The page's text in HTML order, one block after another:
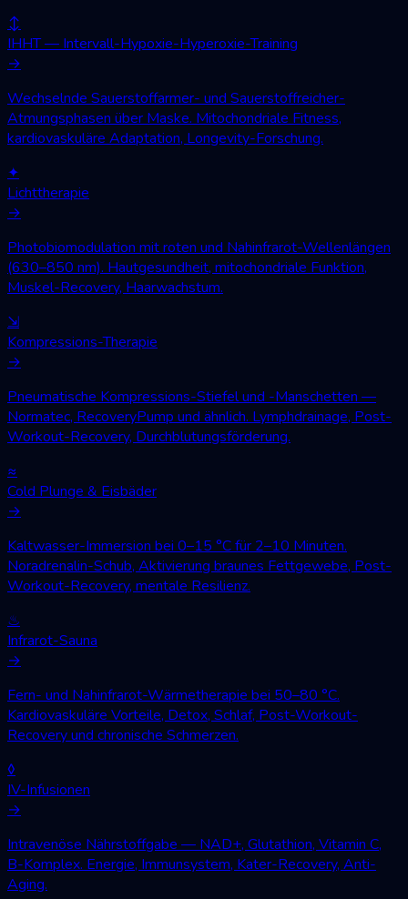
↕
IHHT — Intervall-Hypoxie-Hyperoxie-Training
→
Wechselnde Sauerstoffarmer- und Sauerstoffreicher-
Atmungsphasen über Maske. Mitochondriale Fitness,
kardiovaskuläre Adaptation, Longevity-Forschung.
✦
Lichttherapie
→
Photobiomodulation mit roten und Nahinfrarot-Wellenlängen
(630–850 nm). Hautgesundheit, mitochondriale Funktion,
Muskel-Recovery, Haarwachstum.
⇲
Kompressions-Therapie
→
Pneumatische Kompressions-Stiefel und -Manschetten —
Normatec, RecoveryPump und ähnlich. Lymphdrainage, Post-
Workout-Recovery, Durchblutungsförderung.
≈
Cold Plunge & Eisbäder
→
Kaltwasser-Immersion bei 0–15 °C für 2–10 Minuten.
Noradrenalin-Schub, Aktivierung braunes Fettgewebe, Post-
Workout-Recovery, mentale Resilienz.
♨
Infrarot-Sauna
→
Fern- und Nahinfrarot-Wärmetherapie bei 50–80 °C.
Kardiovaskuläre Vorteile, Detox, Schlaf, Post-Workout-
Recovery und chronische Schmerzen.
◊
IV-Infusionen
→
Intravenöse Nährstoffgabe — NAD+, Glutathion, Vitamin C,
B-Komplex. Energie, Immunsystem, Kater-Recovery, Anti-
Aging.